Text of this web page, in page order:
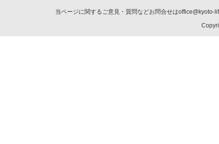
当ページに関するご意見・質問などお問合せは